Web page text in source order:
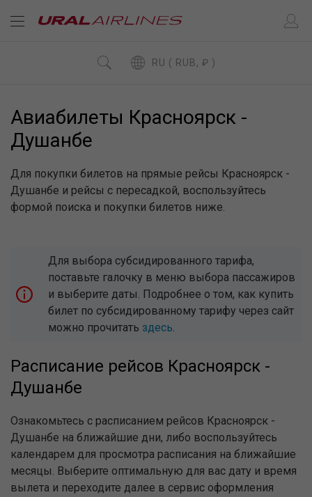
RU ( RUB, ₽ )
Авиабилеты Красноярск -
Душанбе
Для покупки билетов на прямые рейсы Красноярск -
Душанбе и рейсы с пересадкой, воспользуйтесь
формой поиска и покупки билетов ниже.
Для выбора субсидированного тарифа,
поставьте галочку в меню выбора пассажиров
и выберите даты. Подробнее о том, как купить
билет по субсидированному тарифу через сайт
можно прочитать здесь.
Расписание рейсов Красноярск -
Душанбе
Ознакомьтесь с расписанием рейсов Красноярск -
Душанбе на ближайшие дни, либо воспользуйтесь
календарем для просмотра расписания на ближайшие
месяцы. Выберите оптимальную для вас дату и время
вылета и переходите далее в сервис оформления